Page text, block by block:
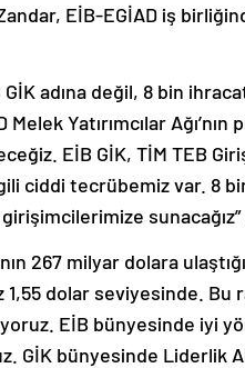
EİB-EGİAD iş
adına değil, 8 bin
Melek Yatırımcılar
EİB GİK, TİM TEB
ciddi tecrübemiz var. 8
sunacağız”
267 milyar dolara
1,55 dolar seviyesinde.
EİB bünyesinde iyi
GİK bünyesinde Liderlik